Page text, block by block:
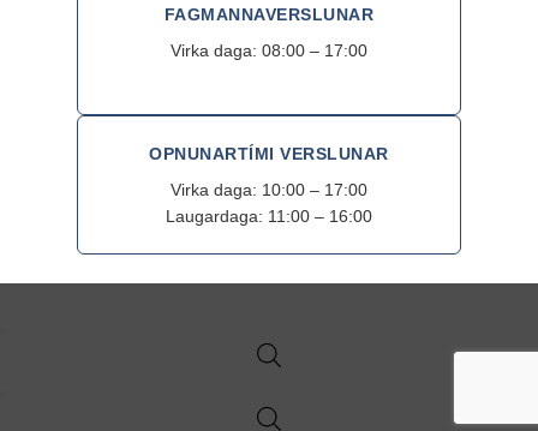
FAGMANNAVERSLUNAR
Virka daga: 08:00 – 17:00
OPNUNARTÍMI VERSLUNAR
Virka daga: 10:00 – 17:00
Laugardaga: 11:00 – 16:00